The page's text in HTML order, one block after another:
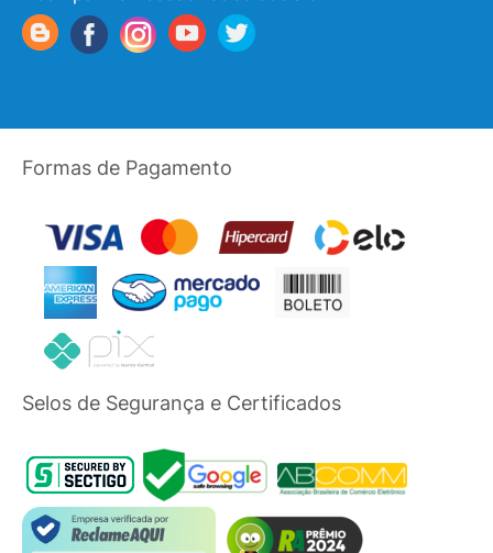
Formas de Pagamento
Selos de Segurança e Certificados